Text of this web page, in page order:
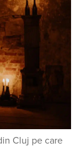
Cluj pe care